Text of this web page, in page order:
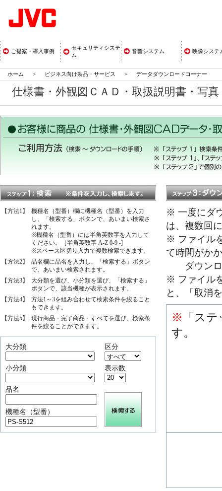
ご提案・導入事例
セキュリティシステ
ム
音響システム 映像システ
ホーム > ビジネス向け製品・サービス > データダウンロードコーナー
仕様書・外観図ＣＡＤ・取扱説明書・
【方法1】
機種名（型番）欄に機種名（型番）を入力
し、「検索する」ボタンで、あいまい検索さ
れます。
※機種名（型番）には半角英数字を入力して
ください。［半角英数字 A-Z 0-9 -]
※スペース区切り入力で複数検索できます。
【方法2】
品名欄に品名を入力し、「検索する」ボタン
で、あいまい検索されます。
【方法3】
大分類を選び、小分類を選び、「検索する」
ボタンで、該当機種が表示されます。
【方法4】
方法1～3を組み合わせて検索条件を絞ること
もできます。
【方法5】
現行商品・完了商品・すべてを選び、検索条
件を絞ることができます。
大分類 区分
小分類 表示数
品名
機種名（型番）
※ 一度にダ
は、複数回
※ ファイル
て時間がか
ダウンロ
※ ファイル
と、「取消
※
「ス
す。